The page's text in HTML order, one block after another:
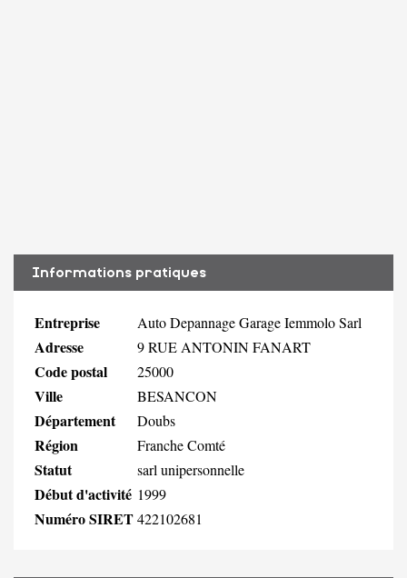
Informations pratiques
Entreprise Auto Depannage Garage Iemmolo Sarl
Adresse 9 RUE ANTONIN FANART
Code postal 25000
Ville BESANCON
Département Doubs
Région Franche Comté
Statut sarl unipersonnelle
Début d'activité 1999
Numéro SIRET422102681